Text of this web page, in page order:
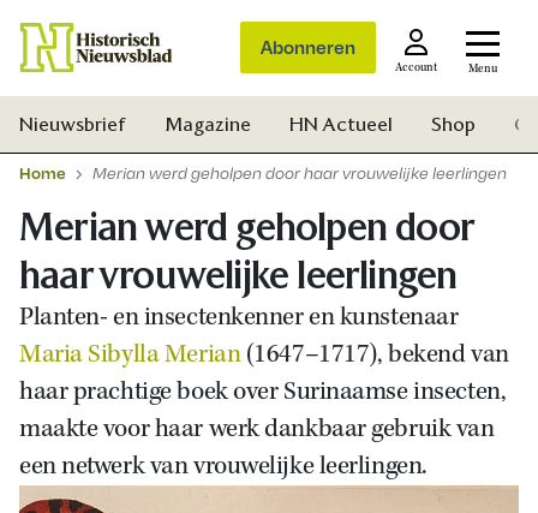
Abonneren
Account Menu
Nieuwsbrief Magazine HN Actueel Shop
Home Merian werd geholpen door haar vrouwelijke leerlingen
Merian werd geholpen door
haar vrouwelijke leerlingen
Planten- en insectenkenner en kunstenaar
Maria Sibylla Merian(1647–1717), bekend van
haar prachtige boek over Surinaamse insecten,
maakte voor haar werk dankbaar gebruik van
een netwerk van vrouwelijke leerlingen.